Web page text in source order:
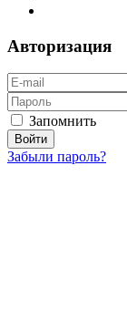
Авторизация
Запомнить
Забыли пароль?